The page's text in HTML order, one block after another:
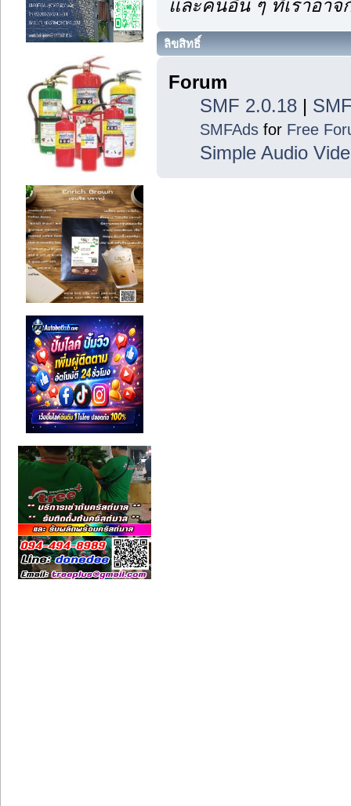
และคนอื่น ๆ ที่เราอา
ลิขสิทธิ์
Forum
SMF 2.0.18|
SMFAdsfor Free
Simple Audio